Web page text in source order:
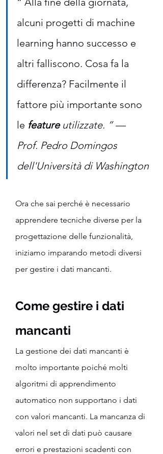
alcuni progetti di machine
learning hanno successo e
altri falliscono. Cosa fa la
differenza? Facilmente il
fattore più importante sono
le feature utilizzate. ” —
Prof. Pedro Domingos
dell'Università di Washington
Ora che sai perché è necessario
apprendere tecniche diverse per la
progettazione delle funzionalità,
iniziamo imparando metodi diversi
per gestire i dati mancanti.
Come gestire i dati
mancanti
La gestione dei dati mancanti è
molto importante poiché molti
algoritmi di apprendimento
automatico non supportano i dati
con valori mancanti. La mancanza di
valori nel set di dati può causare
errori e prestazioni scadenti con